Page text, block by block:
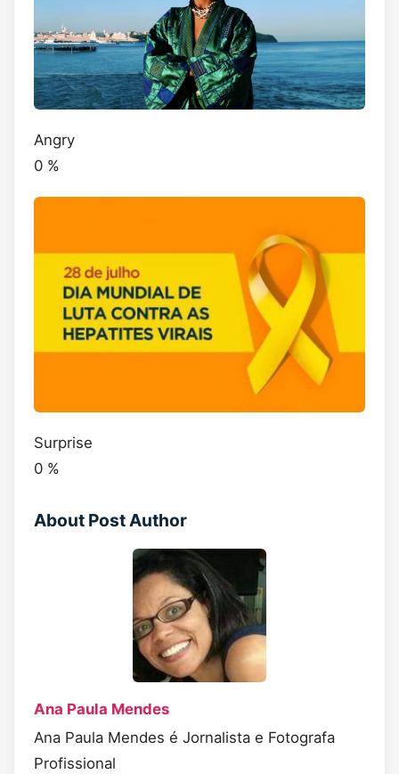
Angry
0 %
Surprise
0 %
About Post Author
Ana Paula Mendes
Ana Paula Mendes é Jornalista e Fotografa
Profissional